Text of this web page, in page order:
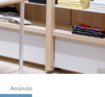
Anúncio